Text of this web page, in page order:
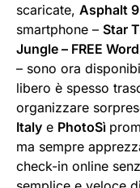
scaricate, Asphalt 9
smartphone – Star
Jungle – FREE
– sono ora
libero è spesso
organizzare
Italy e PhotoSì
ma sempre
check-in online